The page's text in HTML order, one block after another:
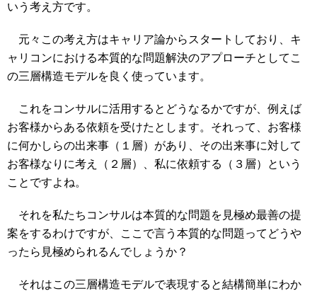
いう考え方です。
元々この考え方はキャリア論からスタートしており、キ
ャリコンにおける本質的な問題解決のアプローチとしてこ
の三層構造モデルを良く使っています。
これをコンサルに活用するとどうなるかですが、例えば
お客様からある依頼を受けたとします。それって、お客様
に何かしらの出来事（１層）があり、その出来事に対して
お客様なりに考え（２層）、私に依頼する（３層）という
ことですよね。
それを私たちコンサルは本質的な問題を見極め最善の提
案をするわけですが、ここで言う本質的な問題ってどうや
ったら見極められるんでしょうか？
それはこの三層構造モデルで表現すると結構簡単にわか